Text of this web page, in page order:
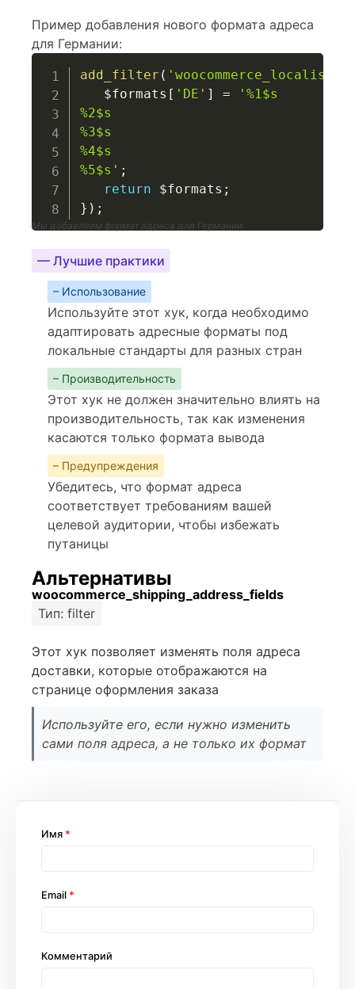
Пример добавления нового формата адреса
для Германии:
add_filter (
$formats [ 'DE' ] =
'%1$s
%2$s
%3$s
%4$s
%5$s' ;
return
$formats ;
} ) ;
Мы добавляем формат адреса для Германии.
— Лучшие практики
– Использование
Используйте этот хук, когда необходимо
адаптировать адресные форматы под
локальные стандарты для разных стран
– Производительность
Этот хук не должен значительно влиять на
производительность, так как изменения
касаются только формата вывода
– Предупреждения
Убедитесь, что формат адреса
соответствует требованиям вашей
целевой аудитории, чтобы избежать
путаницы
Альтернативы
woocommerce_shipping_address_fields
Тип: filter
Этот хук позволяет изменять поля адреса
доставки, которые отображаются на
странице оформления заказа
Используйте его, если нужно изменить
сами поля адреса, а не только их формат
Комментарий
Имя *
Email *